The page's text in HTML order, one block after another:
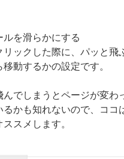
ルを滑らかにする
リックした際に、パッと飛
移動するかの設定です。
んでしまうとページが変わ
るかも知れないので、ココ
ススメします。